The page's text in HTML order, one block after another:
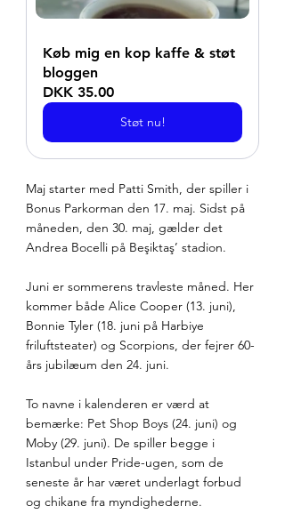
Køb mig en kop kaffe & støt
bloggen
DKK 35.00
Støt nu!
Maj starter med Patti Smith, der spiller i
Bonus Parkorman den 17. maj. Sidst på
måneden, den 30. maj, gælder det
Andrea Bocelli på Beşiktaş’ stadion.
Juni er sommerens travleste måned. Her
kommer både Alice Cooper (13. juni),
Bonnie Tyler (18. juni på Harbiye
friluftsteater) og Scorpions, der fejrer 60-
års jubilæum den 24. juni.
To navne i kalenderen er værd at
bemærke: Pet Shop Boys (24. juni) og
Moby (29. juni). De spiller begge i
Istanbul under Pride-ugen, som de
seneste år har været underlagt forbud
og chikane fra myndighederne.